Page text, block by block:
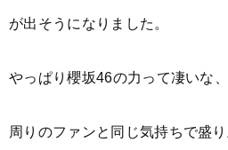
が出そうになりました。
やっぱり櫻坂46の力って凄いな
周りのファンと同じ気持ちで盛